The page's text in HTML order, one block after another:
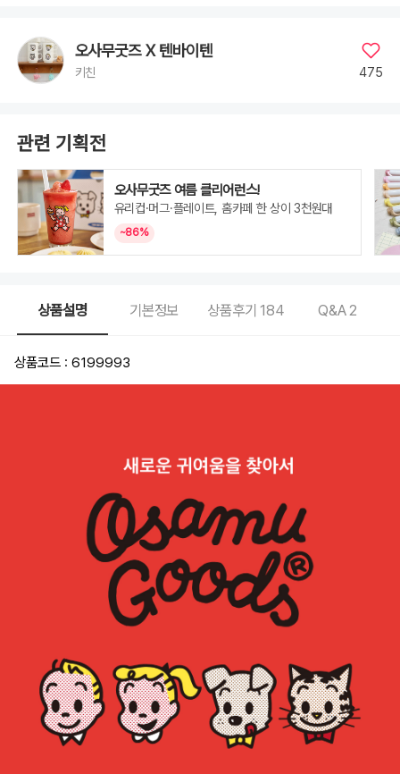
오사무굿즈 X 텐바이텐
키친 475
관련 기획전
오사무굿즈 여름 클리어런스!
유리컵·머그·플레이트, 홈카페 한 상이 3천원대
~86%
상품설명 기본정보 상품후기184 Q&A 2
상품코드 : 6199993